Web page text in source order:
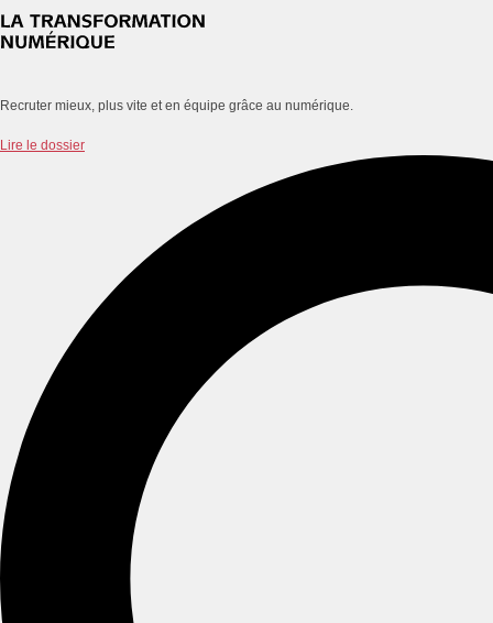
Recruter mieux, plus vite et en équipe grâce au numérique.
Lire le dossier